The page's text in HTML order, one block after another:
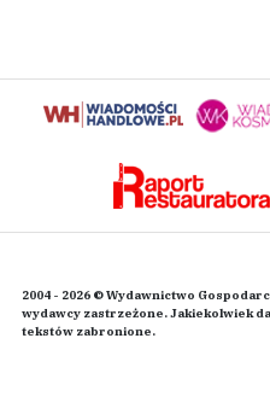
2004 - 2026 © Wydawnictwo
wydawcy zastrzeżone. Jakiekolwiek
tekstów zabronione.